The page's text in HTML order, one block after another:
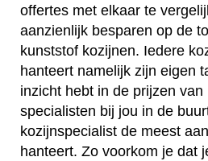
offertes met elkaar te
aanzienlijk besparen op de
kunststof kozijnen. Iedere
hanteert namelijk zijn eigen
inzicht hebt in de prijzen
specialisten bij jou in de
kozijnspecialist de meest
hanteert. Zo voorkom je dat